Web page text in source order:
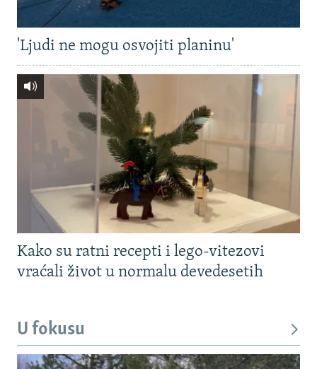
'Ljudi ne mogu osvojiti planinu'
Kako su ratni recepti i lego-vitezovi
vraćali život u normalu devedesetih
U fokusu